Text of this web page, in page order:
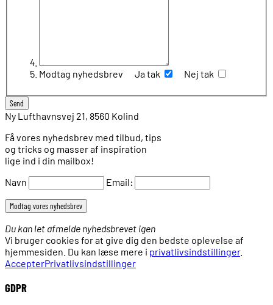
Modtag nyhedsbrev Ja tak Nej tak
Ny Lufthavnsvej 21, 8560 Kolind
Få vores nyhedsbrev med tilbud, tips
og tricks og masser af inspiration
lige ind i din mailbox!
Navn
Email:
Du kan let afmelde nyhedsbrevet igen
Vi bruger cookies for at give dig den bedste oplevelse af
hjemmesiden. Du kan læse mere i privatlivsindstillinger.
AccepterPrivatlivsindstillinger
GDPR